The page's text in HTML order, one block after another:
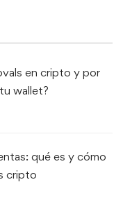
en cripto y por
wallet?
qué es y cómo
cripto